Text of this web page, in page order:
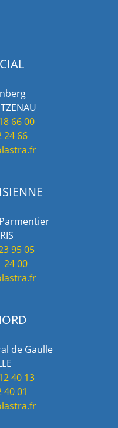
66 00
24 66
95 05
24 00
de Gaulle
40 13
40 01